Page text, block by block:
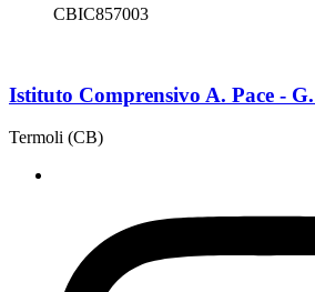
CBIC857003
Istituto Comprensivo A. Pace -
Termoli (CB)